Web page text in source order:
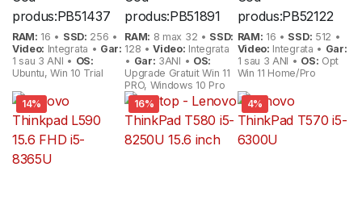
fost:
1.129 lei.
959 lei.
produs:PB51437
RAM: 16 • SSD: 256 •
Video: Integrata • Gar:
1 sau 3 ANI • OS:
Ubuntu, Win 10 Trial
fost:
1.804 lei.
1.525 lei.
produs:PB51891
RAM: 8 max 32 • SSD:
128 •Video: Integrata
• Gar: 3ANI • OS:
Upgrade Gratuit Win 11
PRO, Windows 10 Pro
fost:
2.067 lei.
1.695 lei.
produs:PB52122
RAM: 16 • SSD: 512 •
Video: Integrata • Gar:
1 sau 3 ANI • OS: Opt
Win 11 Home/Pro
14% 16% 4%